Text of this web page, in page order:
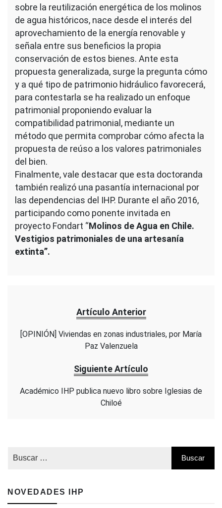
sobre la reutilización energética de los molinos
de agua históricos, nace desde el interés del
aprovechamiento de la energía renovable y
señala entre sus beneficios la propia
conservación de estos bienes. Ante esta
propuesta generalizada, surge la pregunta cómo
y a qué tipo de patrimonio hidráulico favorecerá,
para contestarla se ha realizado un enfoque
patrimonial proponiendo evaluar la
compatibilidad patrimonial, mediante un
método que permita comprobar cómo afecta la
propuesta de reúso a los valores patrimoniales
del bien.
Finalmente, vale destacar que esta doctoranda
también realizó una pasantía internacional por
las dependencias del IHP. Durante el año 2016,
participando como ponente invitada en
proyecto Fondart “Molinos de Agua en Chile.
Vestigios patrimoniales de una artesanía
extinta”.
Artículo Anterior
[OPINIÓN] Viviendas en zonas industriales, por María
Paz Valenzuela
Siguiente Artículo
Académico IHP publica nuevo libro sobre Iglesias de
Chiloé
NOVEDADES IHP